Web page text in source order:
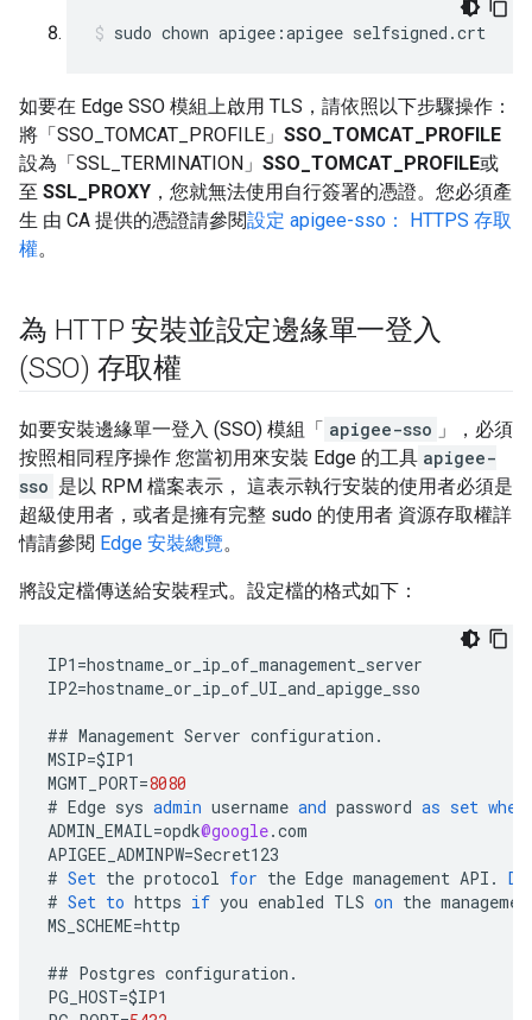
sudo chown apigee:apigee selfsigned.crt
如要在 Edge SSO 模組上啟用 TLS，請依照以下步驟操作：
將「SSO_TOMCAT_PROFILE」 SSO_TOMCAT_PROFILE
設為「SSL_TERMINATION」 SSO_TOMCAT_PROFILE或
至 SSL_PROXY ，您就無法使用自行簽署的憑證。您必須產
生 由 CA 提供的憑證請參閱設定 apigee-sso： HTTPS 存取
權。
為 HTTP 安裝並設定邊緣單一登入
(SSO) 存取權
如要安裝邊緣單一登入 (SSO) 模組「 apigee-sso 」，必須
按照相同程序操作 您當初用來安裝 Edge 的工具 apigee-
sso 是以 RPM 檔案表示， 這表示執行安裝的使用者必須是
超級使用者，或者是擁有完整 sudo 的使用者 資源存取權詳
情請參閱 Edge 安裝總覽。
將設定檔傳送給安裝程式。設定檔的格式如下：
IP1 =hostname_or_ip_of_management_server
IP2=hostname_or_ip_of_UI_and_apigge_sso
## Management Server configuration .
MSIP=$IP1
MGMT_PORT=8080
# Edge sys admin username and password as set when
ADMIN_EMAIL=opdk@google.com
APIGEE_ADMINPW=Secret123
# Set the protocol for the Edge management API .
# Set to https if you enabled TLS on the
MS_SCHEME=http
## Postgres configuration .
PG_HOST=$IP1